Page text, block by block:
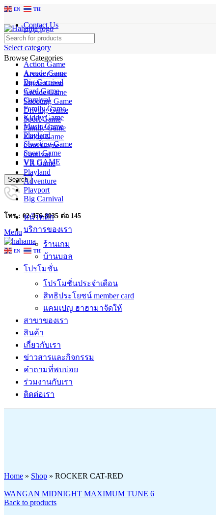
EN TH
Contact Us
FAQs
Select category
Action Game
Arcade Game
Big Carnival
Card Game
Carnival
Family Game
Kiddy Game
Music Game
Playland
Shooting Game
Sport Game
VR GAME
Search
โทร : 02-476-8035 ต่อ 145
Menu
EN TH
Browse Categories
Action Game
Music Game
Arcade Game
Shooting Game
Driving Game
Sport Game
Family Game
Kiddy Game
Card Game
Carnival
VR Game
Playland
Adventure
Playport
Big Carnival
หน้าหลัก
บริการของเรา
ร้านเกม
บ้านบอล
โปรโมชั่น
โปรโมชั่นประจำเดือน
สิทธิประโยชน์ member card
แคมเปญ ฮาฮามาจัดให้
สาขาของเรา
สินค้า
เกี่ยวกับเรา
ข่าวสารและกิจกรรม
คำถามที่พบบ่อย
ร่วมงานกับเรา
ติดต่อเรา
Home » Shop » ROCKER CAT-RED
WANGAN MIDNIGHT MAXIMUM TUNE 6
Back to products